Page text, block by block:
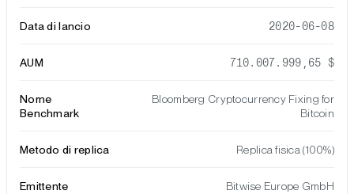
Data di lancio 2020-06-08
AUM 710.007.999,65 $
Nome
Benchmark
Bloomberg Cryptocurrency Fixing for
Bitcoin
Metodo di replica Replica fisica (100%)
Emittente Bitwise Europe GmbH